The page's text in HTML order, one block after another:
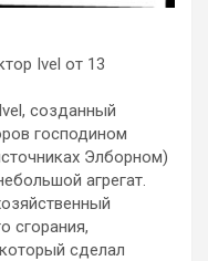
Ivel от 13
созданный
господином
Элборном)
агрегат.
сгорания,
сделал